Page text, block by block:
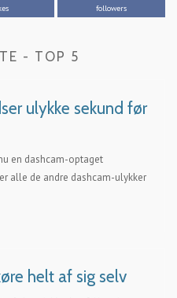
followers
- TOP 5
ulykke sekund før
en dashcam-optaget
alle de andre dashcam-ulykker
helt af sig selv